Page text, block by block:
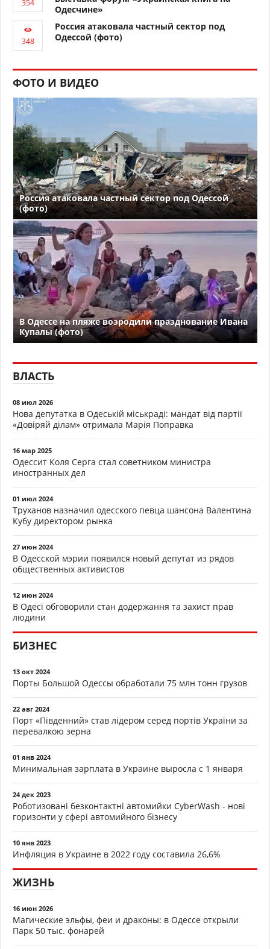
Одесчине»
Россия атаковала частный сектор под
Одессой (фото)
ФОТО И ВИДЕО
Россия атаковала частный сектор под Одессой
(фото)
В Одессе на пляже возродили празднование Ивана
Купалы (фото)
ВЛАСТЬ
08 июл 2026
Нова депутатка в Одеській міськраді: мандат від партії
«Довіряй ділам» отримала Марія Поправка
16 мар 2025
Одессит Коля Серга стал советником министра
иностранных дел
01 июл 2024
Труханов назначил одесского певца шансона Валентина
Кубу директором рынка
27 июн 2024
В Одесской мэрии появился новый депутат из рядов
общественных активистов
12 июн 2024
В Одесі обговорили стан додержання та захист прав
людини
БИЗНЕС
13 окт 2024
Порты Большой Одессы обработали 75 млн тонн грузов
22 авг 2024
Порт «Південний» став лідером серед портів України за
перевалкою зерна
01 янв 2024
Минимальная зарплата в Украине выросла с 1 января
24 дек 2023
Роботизовані безконтактні автомийки CyberWash - нові
горизонти у сфері автомийного бізнесу
10 янв 2023
Инфляция в Украине в 2022 году составила 26,6%
ЖИЗНЬ
16 июн 2026
Магические эльфы, феи и драконы: в Одессе открыли
Парк 50 тыс. фонарей